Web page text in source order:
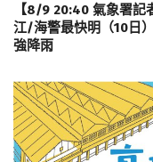
【8/9 20:40 氣象署記
江/海警最快明（10日
強降雨